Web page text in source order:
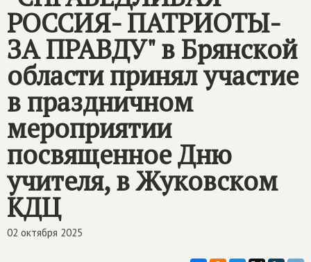
РОССИЯ- ПАТРИОТЫ-
ЗА ПРАВДУ" в Брянской
области принял участие
в праздничном
мероприятии
посвященное Дню
учителя, в Жуковском
КДЦ
02 октября 2025